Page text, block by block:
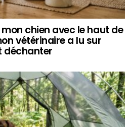
chien avec le haut de
vétérinaire a lu sur
déchanter